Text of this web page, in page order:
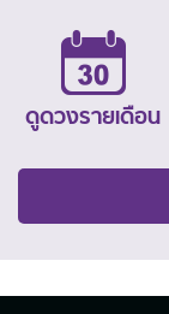
ดูดวงรายเดือน